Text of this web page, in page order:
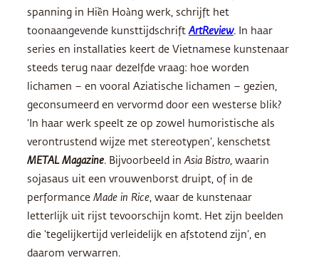
spanning in Hiền Hoàng werk, schrijft het
toonaangevende kunsttijdschriftArtReview. In haar
series en installaties keert de Vietnamese kunstenaar
steeds terug naar dezelfde vraag: hoe worden
lichamen – en vooral Aziatische lichamen – gezien,
geconsumeerd en vervormd door een westerse blik?
‘In haar werk speelt ze op zowel humoristische als
verontrustend wijze met stereotypen’, kenschetst
METAL Magazine. Bijvoorbeeld inAsia Bistro, waarin
sojasaus uit een vrouwenborst druipt, of in de
performance Made in Rice, waar de kunstenaar
letterlijk uit rijst tevoorschijn komt. Het zijn beelden
die ‘tegelijkertijd verleidelijk en afstotend zijn’, en
daarom verwarren.